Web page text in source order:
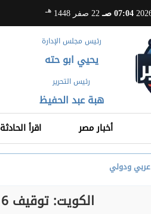
07:04 صـ 22 صفر 1448 هـ
رئيس مجلس الإدارة
يحيي ابو حته
رئيس التحرير
هبة عبد الحفيظ
أخبار مصر اقرأ الحادثة
عربي ودولي
الكويت: توقيف 6 أشخاص في ”قضية السحوبات”